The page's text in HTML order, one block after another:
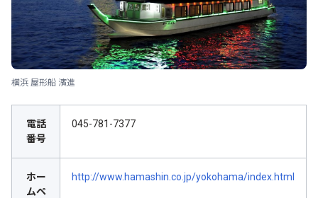
横浜 屋形船 濱進
電話
番号
045-781-7377
ホー
ムペ
http://www.hamashin.co.jp/yokohama/index.html